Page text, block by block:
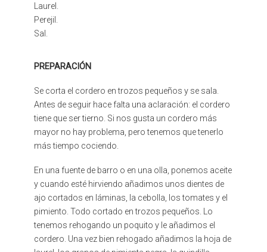
Laurel.
Perejil.
Sal.
PREPARACIÓN
Se corta el cordero en trozos pequeños y se sala.
Antes de seguir hace falta una aclaración: el cordero
tiene que ser tierno. Si nos gusta un cordero más
mayor no hay problema, pero tenemos que tenerlo
más tiempo cociendo.
En una fuente de barro o en una olla, ponemos aceite
y cuando esté hirviendo añadimos unos dientes de
ajo cortados en láminas, la cebolla, los tomates y el
pimiento. Todo cortado en trozos pequeños. Lo
tenemos rehogando un poquito y le añadimos el
cordero. Una vez bien rehogado añadimos la hoja de